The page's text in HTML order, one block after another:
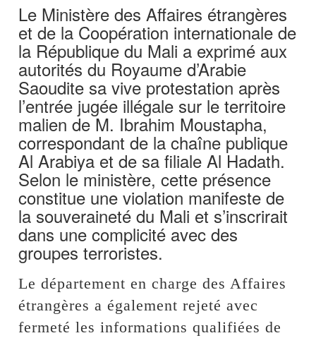
Le Ministère des Affaires étrangères
et de la Coopération internationale de
la République du Mali a exprimé aux
autorités du Royaume d’Arabie
Saoudite sa vive protestation après
l’entrée jugée illégale sur le territoire
malien de M. Ibrahim Moustapha,
correspondant de la chaîne publique
Al Arabiya et de sa filiale Al Hadath.
Selon le ministère, cette présence
constitue une violation manifeste de
la souveraineté du Mali et s’inscrirait
dans une complicité avec des
groupes terroristes.
Le département en charge des Affaires
étrangères a également rejeté avec
fermeté les informations qualifiées de